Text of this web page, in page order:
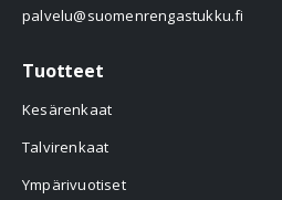
palvelu@suomenrengastukku.fi
Tuotteet
Kesärenkaat
Talvirenkaat
Ympärivuotiset